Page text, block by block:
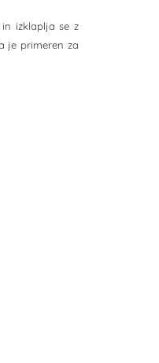
izklaplja se z
je primeren za